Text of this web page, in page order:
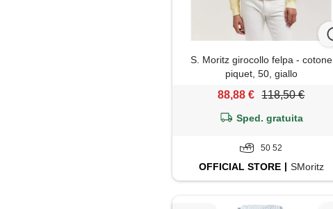
S. Moritz girocollo felpa - cotone
piquet, 50, giallo
88,88 € 118,50 €
Sped. gratuita
50 52
OFFICIALSTORE SMoritz